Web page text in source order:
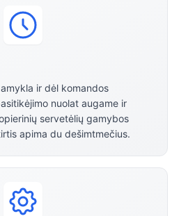
ir dėl komandos
nuolat augame ir
servetėlių gamybos
apima du dešimtmečius.